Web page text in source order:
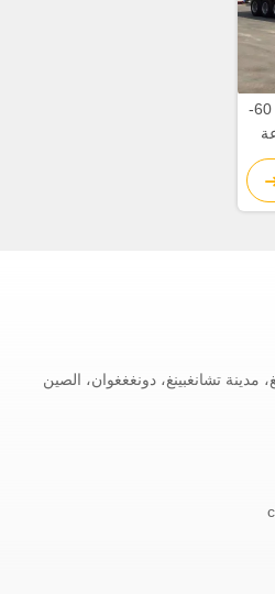
جودة عالية 34 محور محمل 60-